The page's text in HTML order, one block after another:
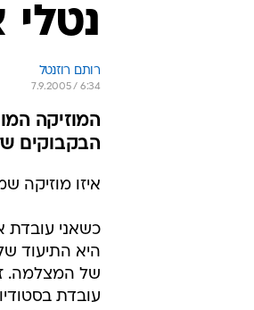
נטלי
רותם רוזנטל
7.9.2005 / 6:34
הבקבוקים
איזו מוזיקה
כשאני עובדת
היא התיעוד
של המצלמה.
עובדת